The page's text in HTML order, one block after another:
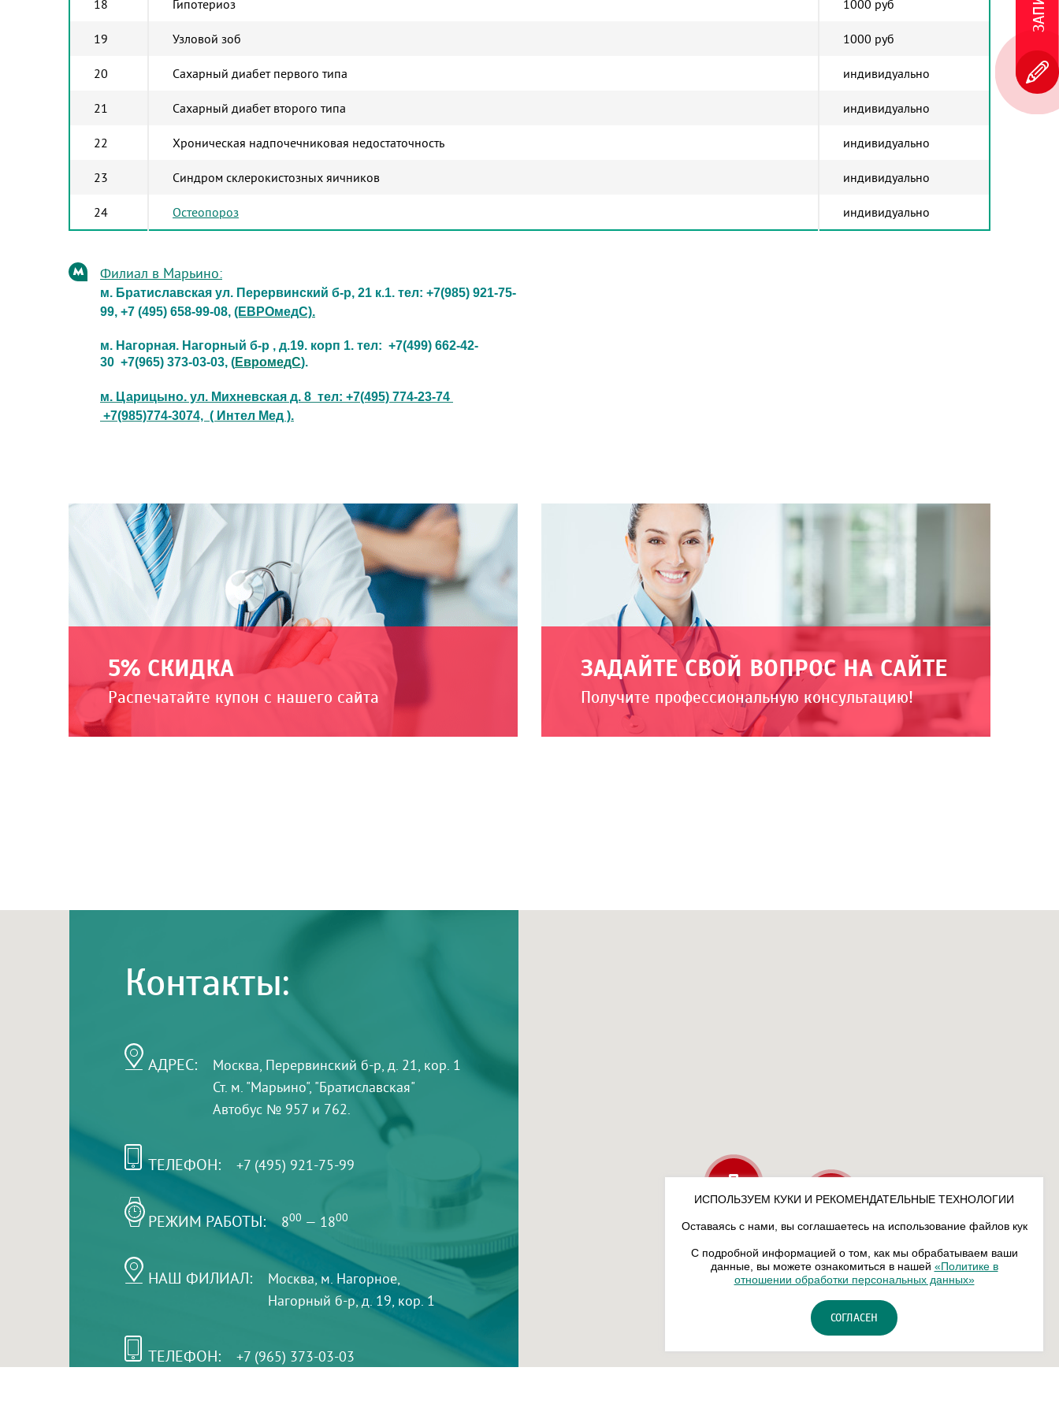
18 Гипотериоз 1000 руб
19 Узловой зоб 1000 руб
20 Сахарный диабет первого типа индивидуально
21 Сахарный диабет второго типа индивидуально
22 Хроническая надпочечниковая недостаточность индивидуально
23 Синдром склерокистозных яичников индивидуально
24 Остеопороз индивидуально
Филиал в Марьино:
м. Братиславская ул. Перервинский б-р, 21 к.1. тел: +7(985) 921-75-
99, +7 (495) 658-99-08, (ЕВРОмедС).
м. Нагорная. Нагорный б-р , д.19. корп 1. тел: +7(499) 662-42-
30 +7(965) 373-03-03, (ЕвромедС).
м. Царицыно. ул. Михневская д. 8 тел: +7(495) 774-23-74
+7(985)774-3074, ( Интел Мед ).
5% СКИДКА
Распечатайте купон с нашего сайта
ЗАДАЙТЕ СВОЙ ВОПРОС НА САЙТЕ
Получите профессиональную консультацию!
Контакты:
АДРЕС:
Москва, Перервинский б-р, д. 21, кор. 1
Ст. м. "Марьино", "Братиславская"
Автобус № 957 и 762.
ТЕЛЕФОН: +7 (495) 921-75-99
РЕЖИМ РАБОТЫ: 800 — 1800
НАШ ФИЛИАЛ:
Москва, м. Нагорное,
Нагорный б-р, д. 19, кор. 1
ТЕЛЕФОН: +7 (965) 373-03-03
ИСПОЛЬЗУЕМ КУКИ И РЕКОМЕНДАТЕЛЬНЫЕ ТЕХНОЛОГИИ
Оставаясь с нами, вы соглашаетесь на использование файлов кук
С подробной информацией о том, как мы обрабатываем ваши
данные, вы можете ознакомиться в нашей «Политике в
отношении обработки персональных данных»
СОГЛАСЕН